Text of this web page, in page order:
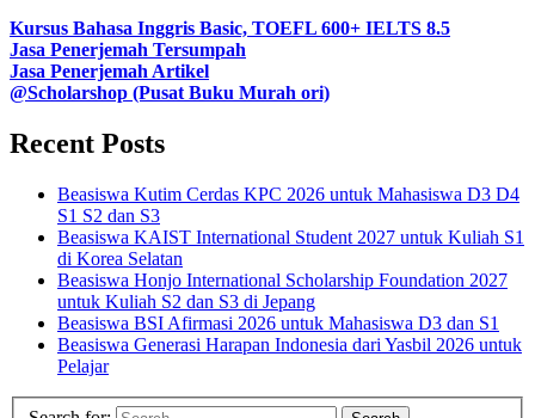
Kursus Bahasa Inggris Basic, TOEFL 600+ IELTS 8.5
Jasa Penerjemah Tersumpah
Jasa Penerjemah Artikel
@Scholarshop (Pusat Buku Murah ori)
Recent Posts
Beasiswa Kutim Cerdas KPC 2026 untuk Mahasiswa D3 D4
S1 S2 dan S3
Beasiswa KAIST International Student 2027 untuk Kuliah S1
di Korea Selatan
Beasiswa Honjo International Scholarship Foundation 2027
untuk Kuliah S2 dan S3 di Jepang
Beasiswa BSI Afirmasi 2026 untuk Mahasiswa D3 dan S1
Beasiswa Generasi Harapan Indonesia dari Yasbil 2026 untuk
Pelajar